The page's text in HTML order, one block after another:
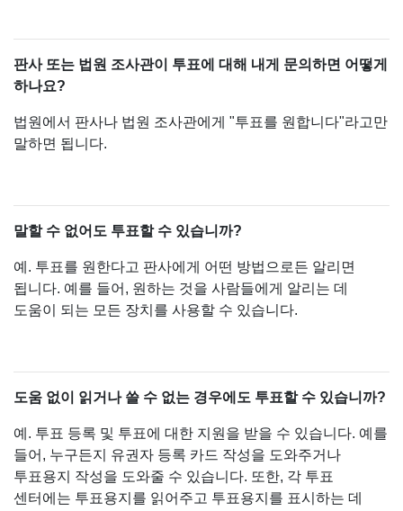
판사 또는 법원 조사관이 투표에 대해 내게 문의하면 어떻게
하나요?
법원에서 판사나 법원 조사관에게 "투표를 원합니다"라고만
말하면 됩니다.
말할 수 없어도 투표할 수 있습니까?
예. 투표를 원한다고 판사에게 어떤 방법으로든 알리면
됩니다. 예를 들어, 원하는 것을 사람들에게 알리는 데
도움이 되는 모든 장치를 사용할 수 있습니다.
도움 없이 읽거나 쓸 수 없는 경우에도 투표할 수 있습니까?
예. 투표 등록 및 투표에 대한 지원을 받을 수 있습니다. 예를
들어, 누구든지 유권자 등록 카드 작성을 도와주거나
투표용지 작성을 도와줄 수 있습니다. 또한, 각 투표
센터에는 투표용지를 읽어주고 투표용지를 표시하는 데